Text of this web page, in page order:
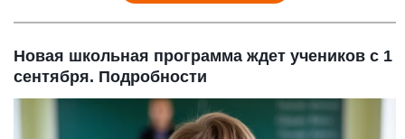
Новая школьная программа ждет учеников с 1
сентября. Подробности